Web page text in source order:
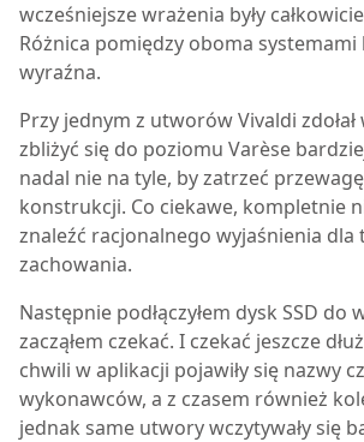
wcześniejsze wrażenia były
Różnica pomiędzy oboma systemami
wyraźna.
Przy jednym z utworów Vivaldi
zbliżyć się do poziomu Varèse
nadal nie na tyle, by zatrzeć
konstrukcji. Co ciekawe, kompletnie
znaleźć racjonalnego wyjaśnienia dla
zachowania.
Następnie podłączyłem dysk SSD do
zacząłem czekać. I czekać jeszcze
chwili w aplikacji pojawiły się nazwy
wykonawców, a z czasem również
jednak same utwory wczytywały się